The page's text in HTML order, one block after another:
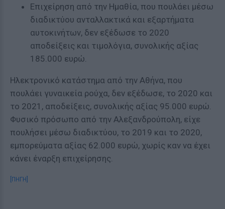
Επιχείρηση από την Ημαθία, που πουλάει μέσω
διαδικτύου ανταλλακτικά και εξαρτήματα
αυτοκινήτων, δεν εξέδωσε το 2020
αποδείξεις και τιμολόγια, συνολικής αξίας
185.000 ευρώ.
Ηλεκτρονικό κατάστημα από την Αθήνα, που
πουλάει γυναικεία ρούχα, δεν εξέδωσε, το 2020 και
το 2021, αποδείξεις, συνολικής αξίας 95.000 ευρώ.
Φυσικό πρόσωπο από την Αλεξανδρούπολη, είχε
πουλήσει μέσω διαδικτύου, το 2019 και το 2020,
εμπορεύματα αξίας 62.000 ευρώ, χωρίς καν να έχει
κάνει έναρξη επιχείρησης.
[ΠΗΓΗ]